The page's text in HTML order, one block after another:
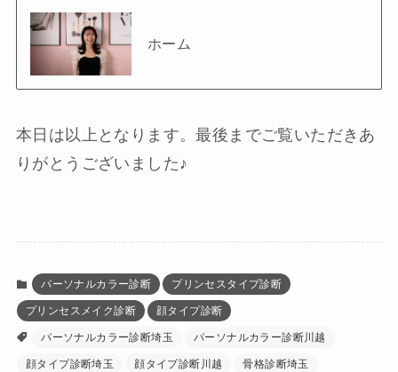
ホーム
本日は以上となります。最後までご覧いただきあ
りがとうございました♪
パーソナルカラー診断 プリンセスタイプ診断
プリンセスメイク診断 顔タイプ診断
パーソナルカラー診断埼玉 パーソナルカラー診断川越
顔タイプ診断埼玉 顔タイプ診断川越 骨格診断埼玉